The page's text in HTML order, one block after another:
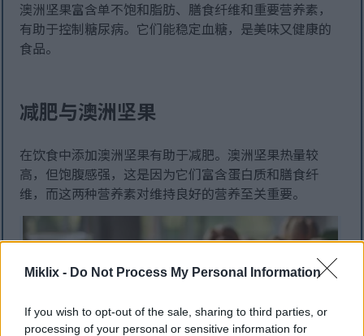
Miklix - Do Not Process My Personal Information
If you wish to opt-out of the sale, sharing to third parties, or
processing of your personal or sensitive information for
澳洲坚果富含单不饱和脂肪、膳食纤维和重要营养素，
有助于控制糖尿病。它们能稳定血糖，是美味又健康的
食品。
减肥与澳洲坚果
在饮食中添加澳洲坚果有助于减肥。澳洲坚果热量较
高，但饱腹感强，这是因为它们富含蛋白质和膳食纤
维，而这两种营养素对维持良好的营养至关重要。